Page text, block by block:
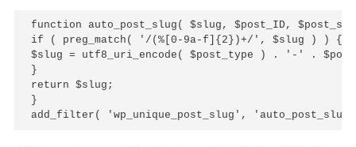
function auto_post_slug( $slug, $post_ID,
if ( preg_match( '/(%[0-9a-f]{2})+/', $slug ) ) {
$slug = utf8_uri_encode( $post_type ) . '-' .
}
return $slug;
}
add_filter( 'wp_unique_post_slug',